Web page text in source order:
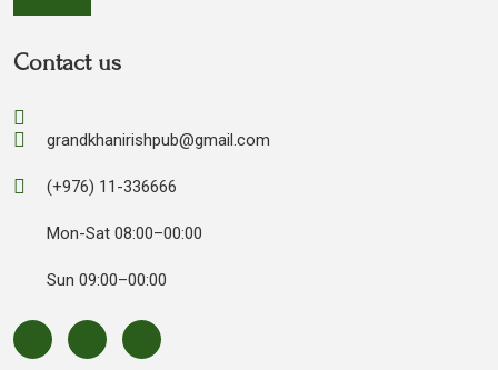
Contact us
grandkhanirishpub@gmail.com
(+976) 11-336666
Mon-Sat 08:00–00:00
Sun 09:00–00:00